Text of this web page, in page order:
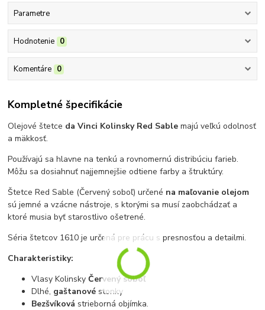
Parametre
Hodnotenie 0
Komentáre 0
Kompletné špecifikácie
Olejové štetce da Vinci Kolinsky Red Sable majú veľkú odolnosť
a mäkkosť.
Používajú sa hlavne na tenkú a rovnomernú distribúciu farieb.
Môžu sa dosiahnuť najjemnejšie odtiene farby a štruktúry.
Štetce Red Sable (Červený soboľ) určené na maľovanie olejom
sú jemné a vzácne nástroje, s ktorými sa musí zaobchádzať a
ktoré musia byť starostlivo ošetrené.
Séria štetcov 1610 je určená pre prácu s presnosťou a detailmi.
Charakteristiky:
Vlasy KolinskyČervený soboľ
Dlhé, gaštanové stonky
Bezšvíková strieborná objímka.